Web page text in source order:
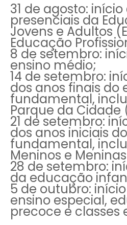
31 de agosto:
presenciais da
Jovens e Adultos
Educação
8 de setembro:
ensino médio;
14 de setembro:
dos anos finais do
fundamental,
Parque da Cidade
21 de setembro:
dos anos iniciais
fundamental,
Meninos e
28 de setembro:
da educação
5 de outubro:
ensino especial,
precoce e classes